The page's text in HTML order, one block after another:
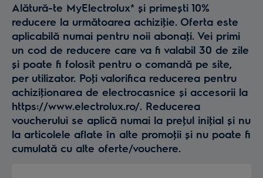
900402389
EP31CB21TG
900402326
EP61AB21UG
900402378
EP61CB21OG
900402324
EP61CB21WG
900402355
EP61CB21WP
900402328
EP61H21WET
900402330
EP61HB21UV
Alătură-te MyElectrolux* și primești 10%
reducere la următoarea achiziţie. Oferta este
aplicabilă numai pentru noii abonaţi. Vei primi
un cod de reducere care va fi valabil 30 de zile
și poate fi folosit pentru o comandă pe site,
per utilizator. Poţi valorifica reducerea pentru
achiziţionarea de electrocasnice și accesorii la
https://www.electrolux.ro/. Reducerea
voucherului se aplică numai la preţul iniţial și nu
la articolele aflate în alte promoţii și nu poate fi
cumulată cu alte oferte/vouchere.